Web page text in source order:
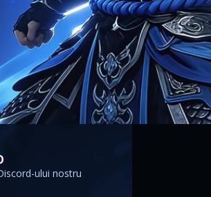
ului nostru